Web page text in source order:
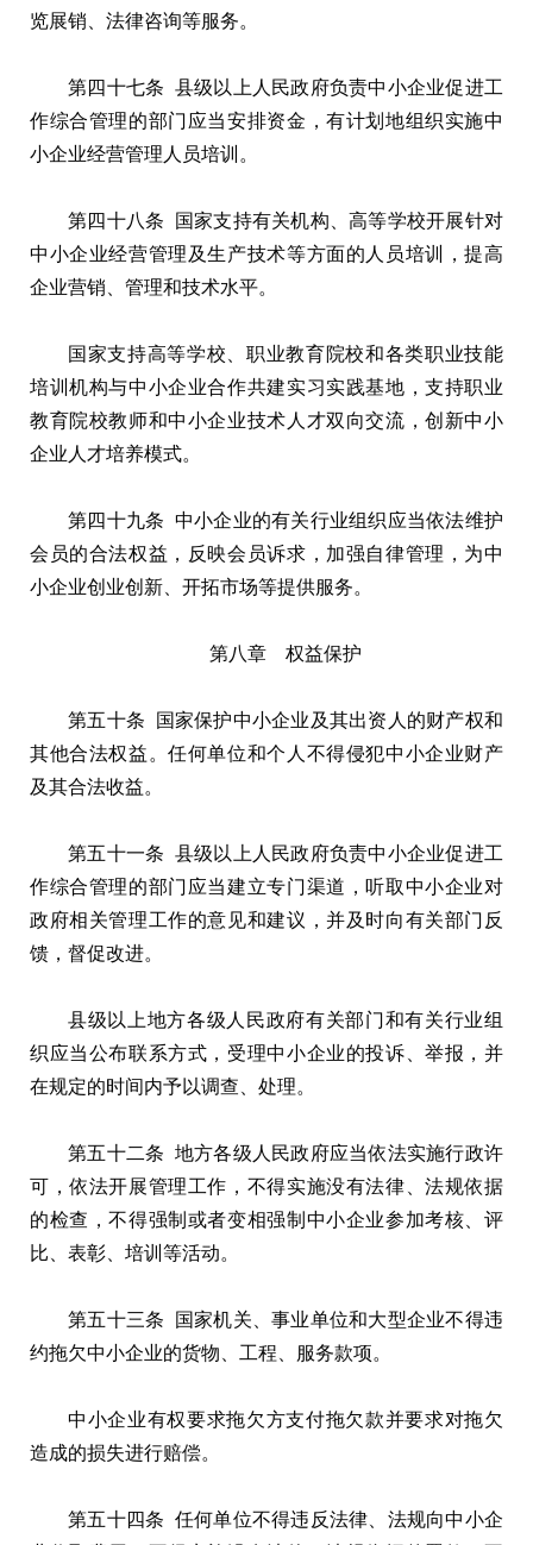
览展销、法律咨询等服务。
第四十七条 县级以上人民政府负责中小企业促进工
作综合管理的部门应当安排资金，有计划地组织实施中
小企业经营管理人员培训。
第四十八条 国家支持有关机构、高等学校开展针对
中小企业经营管理及生产技术等方面的人员培训，提高
企业营销、管理和技术水平。
国家支持高等学校、职业教育院校和各类职业技能
培训机构与中小企业合作共建实习实践基地，支持职业
教育院校教师和中小企业技术人才双向交流，创新中小
企业人才培养模式。
第四十九条 中小企业的有关行业组织应当依法维护
会员的合法权益，反映会员诉求，加强自律管理，为中
小企业创业创新、开拓市场等提供服务。
第八章 权益保护
第五十条 国家保护中小企业及其出资人的财产权和
其他合法权益。任何单位和个人不得侵犯中小企业财产
及其合法收益。
第五十一条 县级以上人民政府负责中小企业促进工
作综合管理的部门应当建立专门渠道，听取中小企业对
政府相关管理工作的意见和建议，并及时向有关部门反
馈，督促改进。
县级以上地方各级人民政府有关部门和有关行业组
织应当公布联系方式，受理中小企业的投诉、举报，并
在规定的时间内予以调查、处理。
第五十二条 地方各级人民政府应当依法实施行政许
可，依法开展管理工作，不得实施没有法律、法规依据
的检查，不得强制或者变相强制中小企业参加考核、评
比、表彰、培训等活动。
第五十三条 国家机关、事业单位和大型企业不得违
约拖欠中小企业的货物、工程、服务款项。
中小企业有权要求拖欠方支付拖欠款并要求对拖欠
造成的损失进行赔偿。
第五十四条 任何单位不得违反法律、法规向中小企